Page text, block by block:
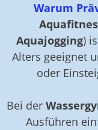
Warum
Aquajogging)
Alters geeignet
oder
Bei der
Ausführen